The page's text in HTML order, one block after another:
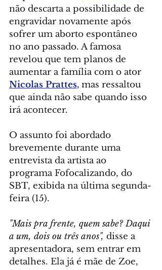
não descarta a possibilidade de
engravidar novamente após
sofrer um aborto espontâneo
no ano passado. A famosa
revelou que tem planos de
aumentar a família com o ator
Nicolas Prattes, mas ressaltou
que ainda não sabe quando isso
irá acontecer.
O assunto foi abordado
brevemente durante uma
entrevista da artista ao
programa Fofocalizando, do
SBT, exibida na última segunda-
feira (15).
"Mais pra frente, quem sabe? Daqui
a um, dois ou três anos", disse a
apresentadora, sem entrar em
detalhes. Ela já é mãe de Zoe,